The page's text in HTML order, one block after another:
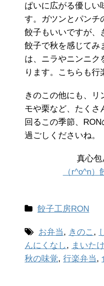
ぱいに広がる優しい
す。ガツンとパンチ
餃子もいいですが、
餃子で秋を感じてみ
は、ニラやニンニク
ります。こちらも行
きのこの他にも、リ
モや栗など、たくさ
回るこの季節、
過ごしくださいね。
真心
（r^o^n）
餃子工房RON
お弁当, きのこ ,
んにくなし, まいたけ
秋の味覚, 行楽弁当,